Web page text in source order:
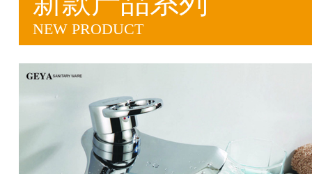
NEW PRODUCT